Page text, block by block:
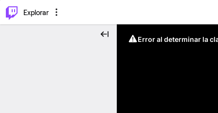
Explorar
Error al determinar la